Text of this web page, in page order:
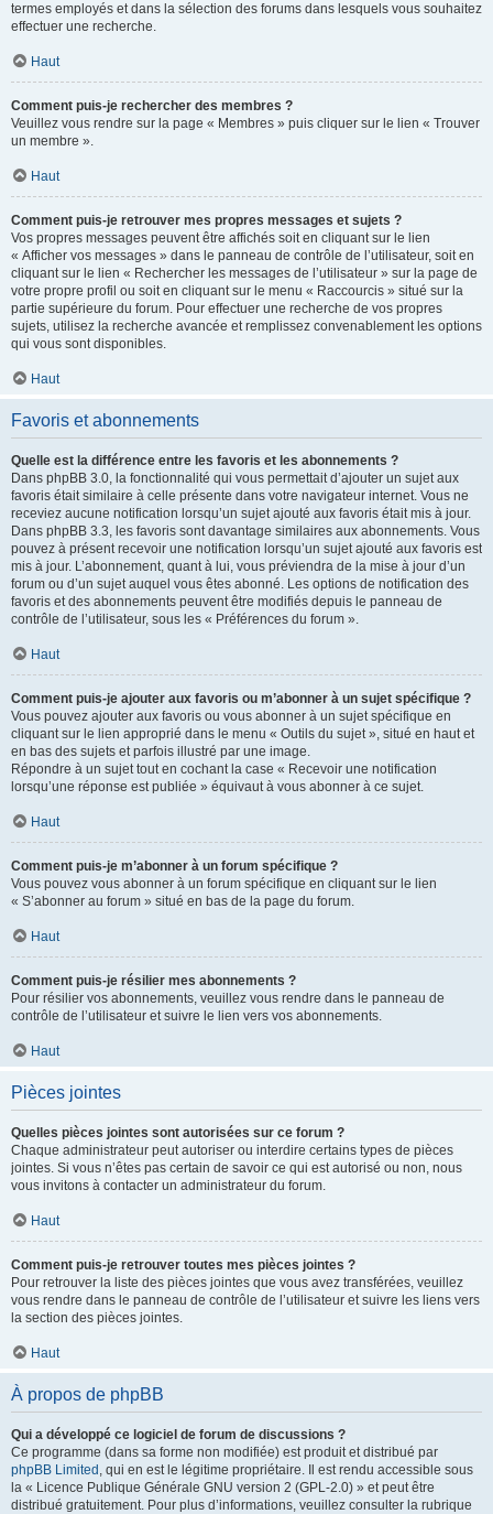
termes employés et dans la sélection des forums dans lesquels vous souhaitez
effectuer une recherche.
Haut
Comment puis-je rechercher des membres ?
Veuillez vous rendre sur la page « Membres » puis cliquer sur le lien « Trouver
un membre ».
Haut
Comment puis-je retrouver mes propres messages et sujets ?
Vos propres messages peuvent être affichés soit en cliquant sur le lien
« Afficher vos messages » dans le panneau de contrôle de l’utilisateur, soit en
cliquant sur le lien « Rechercher les messages de l’utilisateur » sur la page de
votre propre profil ou soit en cliquant sur le menu « Raccourcis » situé sur la
partie supérieure du forum. Pour effectuer une recherche de vos propres
sujets, utilisez la recherche avancée et remplissez convenablement les options
qui vous sont disponibles.
Haut
Favoris et abonnements
Quelle est la différence entre les favoris et les abonnements ?
Dans phpBB 3.0, la fonctionnalité qui vous permettait d’ajouter un sujet aux
favoris était similaire à celle présente dans votre navigateur internet. Vous ne
receviez aucune notification lorsqu’un sujet ajouté aux favoris était mis à jour.
Dans phpBB 3.3, les favoris sont davantage similaires aux abonnements. Vous
pouvez à présent recevoir une notification lorsqu’un sujet ajouté aux favoris est
mis à jour. L’abonnement, quant à lui, vous préviendra de la mise à jour d’un
forum ou d’un sujet auquel vous êtes abonné. Les options de notification des
favoris et des abonnements peuvent être modifiés depuis le panneau de
contrôle de l’utilisateur, sous les « Préférences du forum ».
Haut
Comment puis-je ajouter aux favoris ou m’abonner à un sujet spécifique ?
Vous pouvez ajouter aux favoris ou vous abonner à un sujet spécifique en
cliquant sur le lien approprié dans le menu « Outils du sujet », situé en haut et
en bas des sujets et parfois illustré par une image.
Répondre à un sujet tout en cochant la case « Recevoir une notification
lorsqu’une réponse est publiée » équivaut à vous abonner à ce sujet.
Haut
Comment puis-je m’abonner à un forum spécifique ?
Vous pouvez vous abonner à un forum spécifique en cliquant sur le lien
« S’abonner au forum » situé en bas de la page du forum.
Haut
Comment puis-je résilier mes abonnements ?
Pour résilier vos abonnements, veuillez vous rendre dans le panneau de
contrôle de l’utilisateur et suivre le lien vers vos abonnements.
Haut
Pièces jointes
Quelles pièces jointes sont autorisées sur ce forum ?
Chaque administrateur peut autoriser ou interdire certains types de pièces
jointes. Si vous n’êtes pas certain de savoir ce qui est autorisé ou non, nous
vous invitons à contacter un administrateur du forum.
Haut
Comment puis-je retrouver toutes mes pièces jointes ?
Pour retrouver la liste des pièces jointes que vous avez transférées, veuillez
vous rendre dans le panneau de contrôle de l’utilisateur et suivre les liens vers
la section des pièces jointes.
Haut
À propos de phpBB
Qui a développé ce logiciel de forum de discussions ?
Ce programme (dans sa forme non modifiée) est produit et distribué par
phpBB Limited , qui en est le légitime propriétaire. Il est rendu accessible sous
la « Licence Publique Générale GNU version 2 (GPL-2.0) » et peut être
distribué gratuitement. Pour plus d’informations, veuillez consulter la rubrique